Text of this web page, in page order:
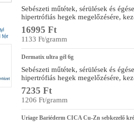
Sebészeti műtétek, sérülések és
hipertrófiás hegek megelőzésére,
16995 Ft
1133 Ft/gramm
Dermatix ultra gél 6g
Sebészeti műtétek, sérülések és
hipertrófiás hegek megelőzésére,
7235 Ft
1206 Ft/gramm
Uriage Bariéderm CICA Cu-Zn sebkezelő